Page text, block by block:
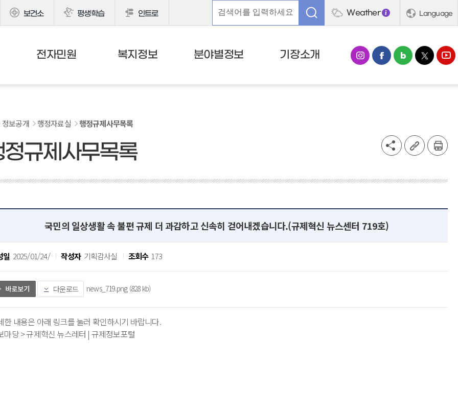
보건소 평생학습 인트로 Weather Language
전자민원 복지정보 분야별정보 기장소개
정보공개 행정자료실 행정규제사무목록
규제사무목록
국민의 일상생활 속 불편 규제 더 과감하고 신속히 걷어내겠습니다.(규제혁신 뉴스센터 719호)
일 2025/01/24/ 작성자 기획감사실 조회수 173
다운로드 news_719.png (828 kb)
한 내용은 아래 링크를 눌러 확인하시기 바랍니다.
마당 > 규제혁신 뉴스레터 | 규제정보포털